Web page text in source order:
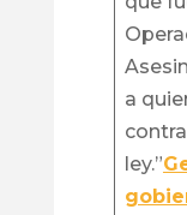
a
ley.”